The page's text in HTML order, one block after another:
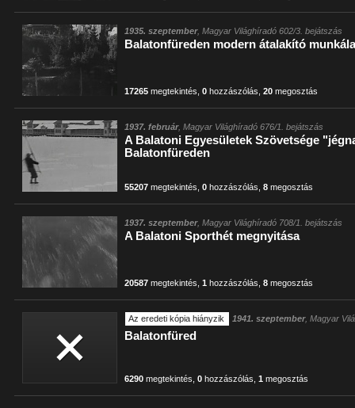
1935. szeptember, Magyar Világhíradó 602/3. bejátszás
Balatonfüreden modern átalakító
17265 megtekintés ,0 hozzászólás ,20 megosztás
1937. február, Magyar Világhíradó 676/1. bejátszás
A Balatoni Egyesületek Szövetsége
Balatonfüreden
55207 megtekintés ,0 hozzászólás ,8 megosztás
1937. szeptember, Magyar Világhíradó 708/1. bejátszás
A Balatoni Sporthét megnyitása
20587 megtekintés ,1 hozzászólás ,8 megosztás
Az eredeti kópia hiányzik 1941. szeptember, Magyar
Balatonfüred
6290 megtekintés ,0 hozzászólás ,1 megosztás